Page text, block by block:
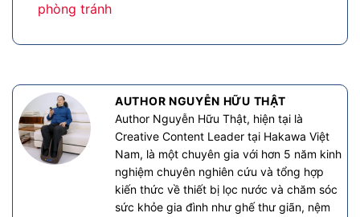
phòng tránh
AUTHOR NGUYỄN HỮU THẬT
Author Nguyễn Hữu Thật, hiện tại là
Creative Content Leader tại Hakawa Việt
Nam, là một chuyên gia với hơn 5 năm kinh
nghiệm chuyên nghiên cứu và tổng hợp
kiến thức về thiết bị lọc nước và chăm sóc
sức khỏe gia đình như ghế thư giãn, nệm